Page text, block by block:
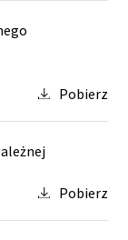
Pobierz
Pobierz